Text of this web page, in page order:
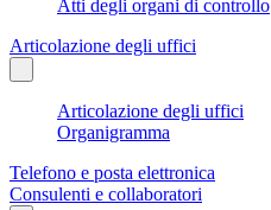
Atti degli organi di controllo
Articolazione degli uffici
Articolazione degli uffici
Organigramma
Telefono e posta elettronica
Consulenti e collaboratori